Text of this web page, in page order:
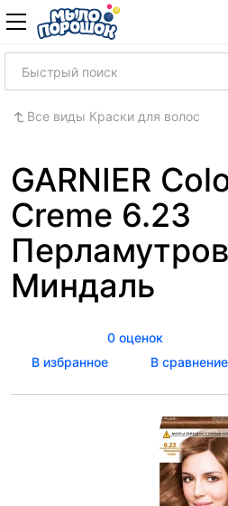
Все виды Краски для волос
GARNIER
Creme 6.23
Миндаль
0 оценок
В избранное
В сравнение